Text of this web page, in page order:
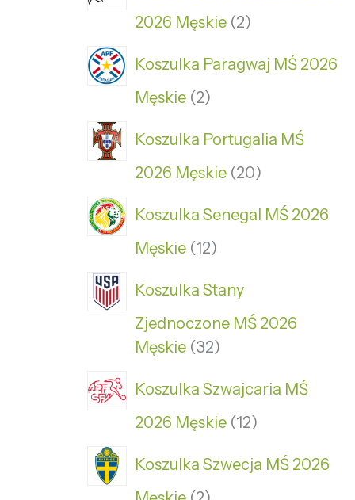
2026 Męskie 2
Koszulka Paragwaj MŚ 2026
Męskie 2
Koszulka Portugalia MŚ
2026 Męskie 20
Koszulka Senegal MŚ 2026
Męskie 12
Koszulka Stany
Zjednoczone MŚ 2026
Męskie 32
Koszulka Szwajcaria MŚ
2026 Męskie 12
Koszulka Szwecja MŚ 2026